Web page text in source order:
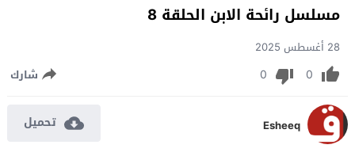
مسلسل رائحة الابن الحلقة 8
28 أغسطس 2025
0
0 شارك
Esheeq تحميل